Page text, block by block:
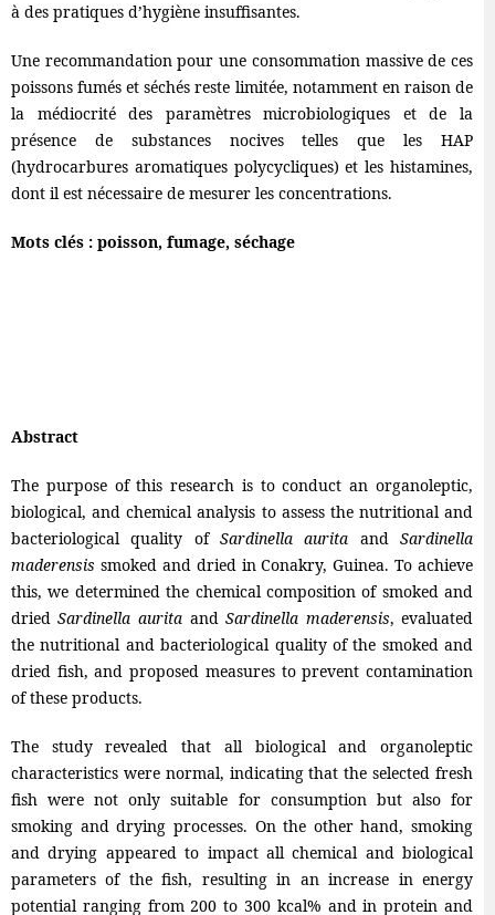
à des pratiques d’hygiène insuffisantes.
Une recommandation pour une consommation massive de ces
poissons fumés et séchés reste limitée, notamment en raison de
la médiocrité des paramètres microbiologiques et de la
présence de substances nocives telles que les HAP
(hydrocarbures aromatiques polycycliques) et les histamines,
dont il est nécessaire de mesurer les concentrations.
Mots clés : poisson, fumage, séchage
Abstract
The purpose of this research is to conduct an organoleptic,
biological, and chemical analysis to assess the nutritional and
bacteriological quality of Sardinella aurita andSardinella
maderensis smoked and dried in Conakry, Guinea. To achieve
this, we determined the chemical composition of smoked and
driedSardinella aurita andSardinella maderensis, evaluated
the nutritional and bacteriological quality of the smoked and
dried fish, and proposed measures to prevent contamination
of these products.
The study revealed that all biological and organoleptic
characteristics were normal, indicating that the selected fresh
fish were not only suitable for consumption but also for
smoking and drying processes. On the other hand, smoking
and drying appeared to impact all chemical and biological
parameters of the fish, resulting in an increase in energy
potential ranging from 200 to 300 kcal% and in protein and